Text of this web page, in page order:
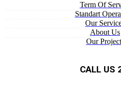
Term Of
Standart
Our
About Us
Our
CALL US